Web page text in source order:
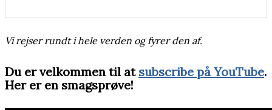
Vi rejser rundt i hele verden og fyrer den af.
Du er velkommen til at subscribe på YouTube.
Her er en smagsprøve!